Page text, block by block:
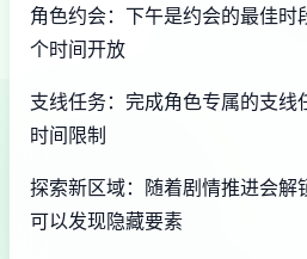
角色约会：下午是约会的最佳时
个时间开放
支线任务：完成角色专属的支线
时间限制
探索新区域：随着剧情推进会解
可以发现隐藏要素